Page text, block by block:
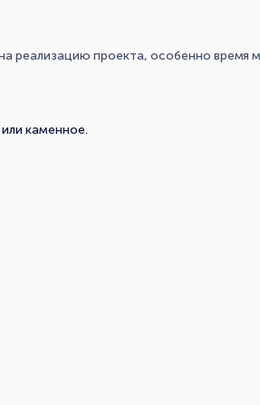
реализацию проекта, особенно
каменное.